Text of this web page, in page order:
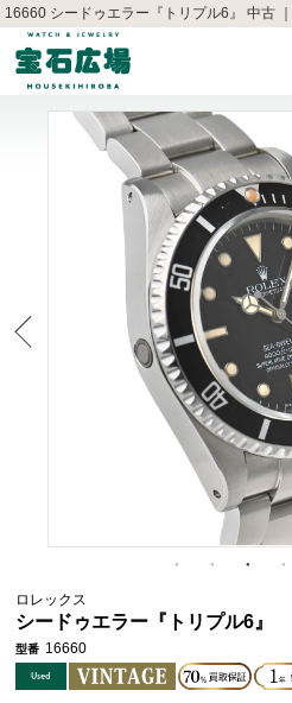
16660 シードゥエラー『トリプル6』 中古
ロレックス
シードゥエラー『トリプル6』
型番 16660